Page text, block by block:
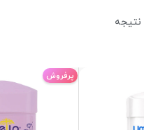
پرفروش